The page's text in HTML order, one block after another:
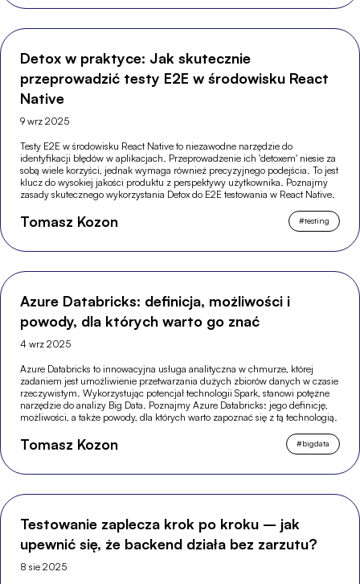
Detox w praktyce: Jak skutecznie
przeprowadzić testy E2E w środowisku React
Native
9 wrz 2025
Testy E2E w środowisku React Native to niezawodne narzędzie do
identyfikacji błędów w aplikacjach. Przeprowadzenie ich 'detoxem' niesie za
sobą wiele korzyści, jednak wymaga również precyzyjnego podejścia. To jest
klucz do wysokiej jakości produktu z perspektywy użytkownika. Poznajmy
zasady skutecznego wykorzystania Detox do E2E testowania w React Native.
Tomasz Kozon #testing
Azure Databricks: definicja, możliwości i
powody, dla których warto go znać
4 wrz 2025
Azure Databricks to innowacyjna usługa analityczna w chmurze, której
zadaniem jest umożliwienie przetwarzania dużych zbiorów danych w czasie
rzeczywistym. Wykorzystując potencjał technologii Spark, stanowi potężne
narzędzie do analizy Big Data. Poznajmy Azure Databricks: jego definicję,
możliwości, a także powody, dla których warto zapoznać się z tą technologią.
Tomasz Kozon #bigdata
Testowanie zaplecza krok po kroku – jak
upewnić się, że backend działa bez zarzutu?
8 sie 2025